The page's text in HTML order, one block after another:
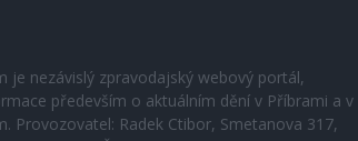
je nezávislý zpravodajský webový portál,
především o aktuálním dění v Příbrami a v
Provozovatel: Radek Ctibor, Smetanova 317,